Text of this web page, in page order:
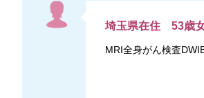
埼玉県在住 53歳
MRI全身がん検査